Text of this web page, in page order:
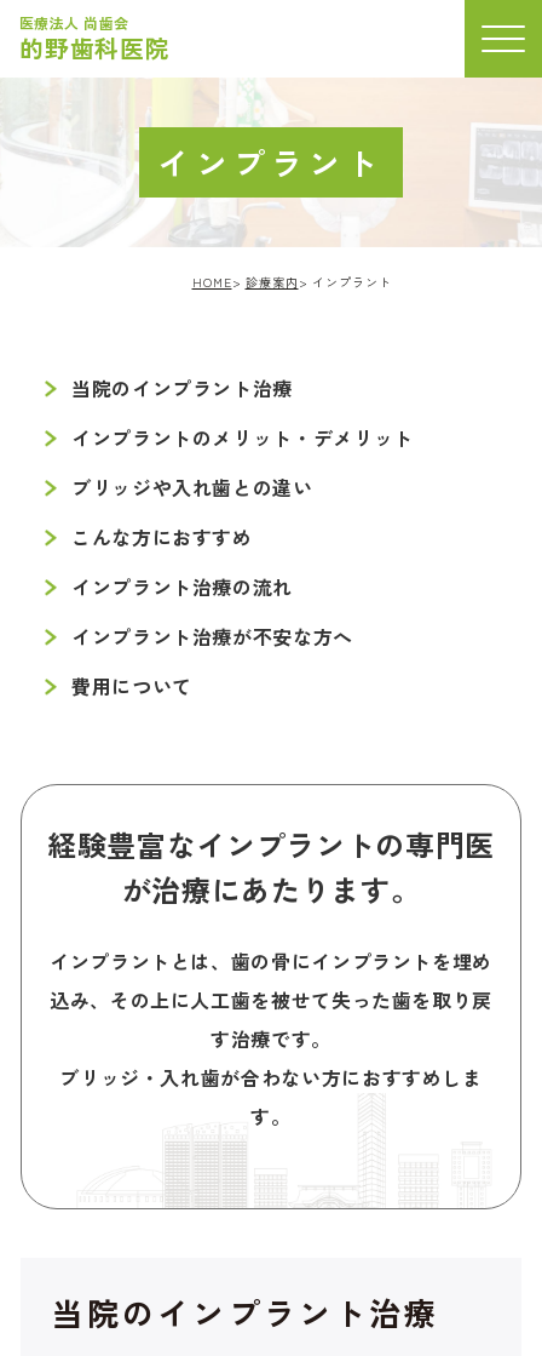
医療法人 尚歯会
的野歯科医院
矯正歯科
顎関節症
歯周病
ホワイトニング
インプラント
HOME 診療案内 インプラント
当院のインプラント治療
インプラントのメリット・デメリット
ブリッジや入れ歯との違い
こんな方におすすめ
インプラント治療の流れ
インプラント治療が不安な方へ
費用について
経験豊富なインプラントの専門医
が治療にあたります。
インプラントとは、歯の骨にインプラントを埋め
込み、その上に人工歯を被せて失った歯を取り戻
す治療です。
ブリッジ・入れ歯が合わない方におすすめしま
す。
当院のインプラント治療